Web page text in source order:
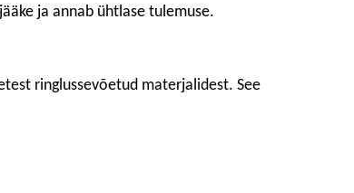
ja annab ühtlase tulemuse.
ringlussevõetud materjalidest. See